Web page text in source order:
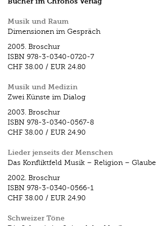
Musik und Raum
Dimensionen im Gespräch
2005. Broschur
ISBN 978-3-0340-0720-7
CHF 38.00 / EUR 24.80
Musik und Medizin
Zwei Künste im Dialog
2003. Broschur
ISBN 978-3-0340-0567-8
CHF 38.00 / EUR 24.90
Lieder jenseits der Menschen
Das Konfliktfeld Musik – Religion – Glaube
2002. Broschur
ISBN 978-3-0340-0566-1
CHF 38.00 / EUR 24.90
Schweizer Töne